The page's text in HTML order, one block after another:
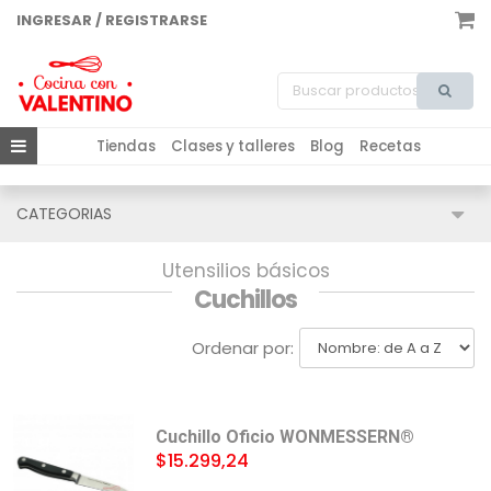
INGRESAR / REGISTRARSE
Tiendas Clases y talleres Blog Recetas
CATEGORIAS
Utensilios básicos
Cuchillos
Ordenar por:
Cuchillo Oficio WONMESSERN®
$15.299,24